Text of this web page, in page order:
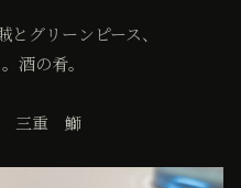
グリーンピース、
酒の肴。
三重 鰤